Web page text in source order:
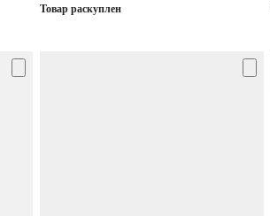
Товар раскуплен